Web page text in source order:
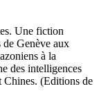
Une fiction
de Genève aux
à la
des intelligences
Chines. (Editions de